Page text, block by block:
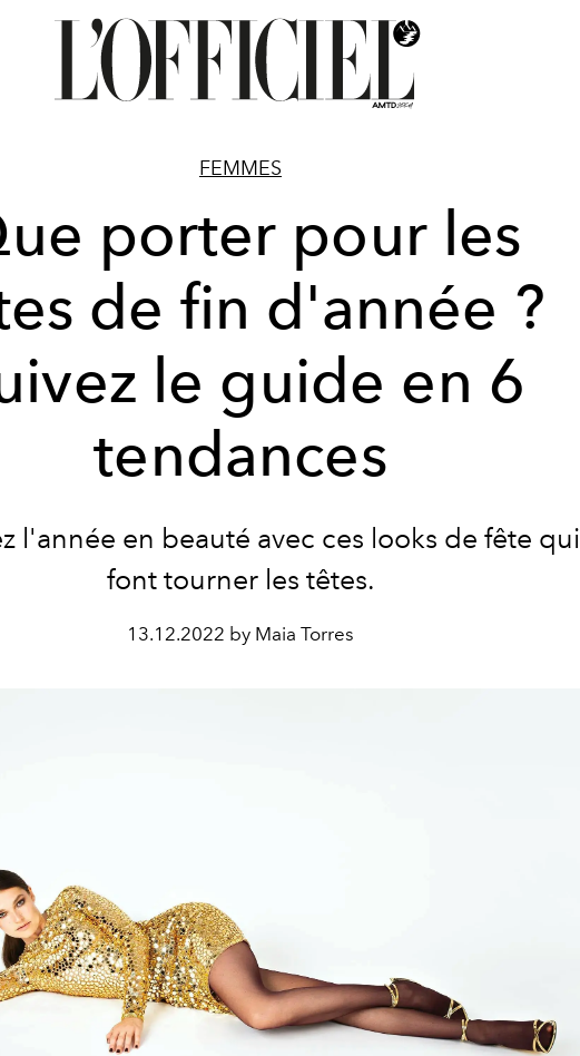
FEMMES
porter pour les
de fin d'année ?
le guide en 6
tendances
l'année en beauté avec ces looks de fête qui
font tourner les têtes.
13.12.2022 by Maia Torres